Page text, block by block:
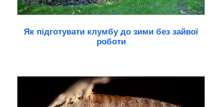
Як підготувати клумбу до зими без зайвої
роботи